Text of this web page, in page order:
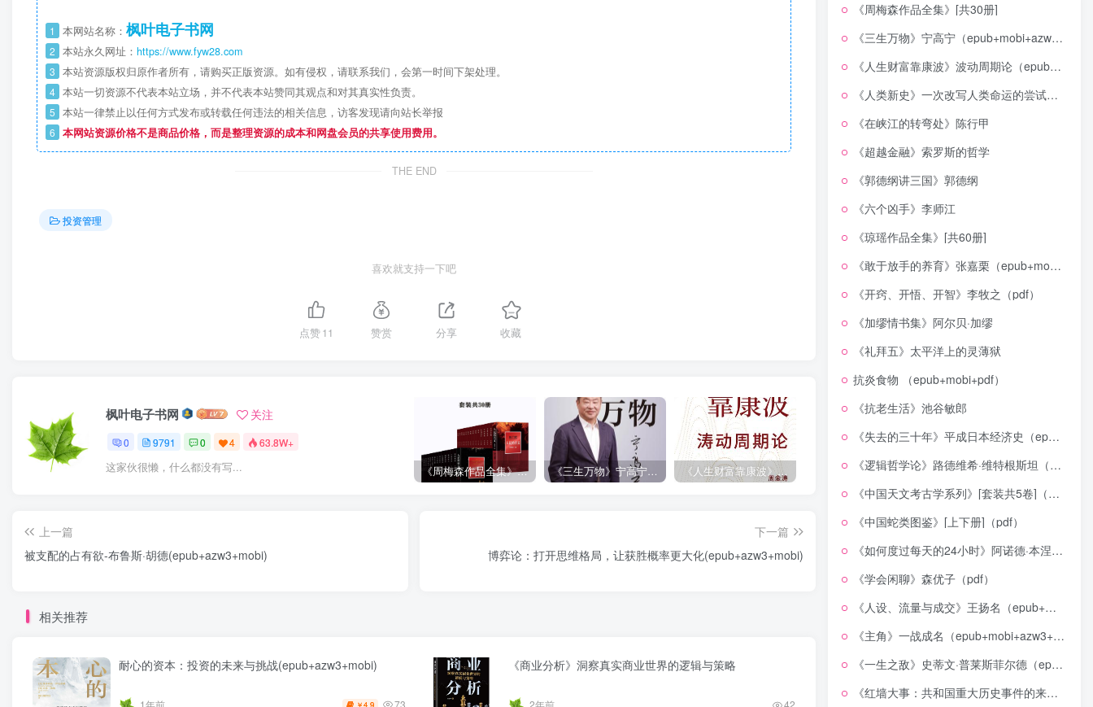
1 本网站名称： 枫叶电子书网
2 本站永久网址： https://www.fyw28.com
3 本站资源版权归原作者所有，请购买正版资源。如有侵权，请联系我们，会第一时间下架处理。
4 本站一切资源不代表本站立场，并不代表本站赞同其观点和对其真实性负责。
5 本站一律禁止以任何方式发布或转载任何违法的相关信息，访客发现请向站长举报
6 本网站资源价格不是商品价格，而是整理资源的成本和网盘会员的共享使用费用。
THE END
投资管理
喜欢就支持一下吧
点赞11 赞赏 分享 收藏
枫叶电子书网 关注
0 9791 0 4 63.8W+
这家伙很懒，什么都没有写... 《周梅森作品全集》[共30册] 《三生万物》宁高宁（epub+mobi+azw3+pdf） 《人生财富靠康波》波动周期论（epub+mobi+azw3+pdf） 《人类新史》一次改写人类命运的尝试（epub+mobi+azw3+pdf） 《在峡江的转弯处》陈行甲
上一篇
被支配的占有欲-布鲁斯·胡德(epub+azw3+mobi)
下一篇
博弈论：打开思维格局，让获胜概率更大化(epub+azw3+mobi)
相关推荐
耐心的资本：投资的未来与挑战(epub+azw3+mobi)
1年前 ￥4.9 73
《商业分析》洞察真实商业世界的逻辑与策略
2年前 42
《周梅森作品全集》[共30册]
《三生万物》宁高宁（epub+mobi+azw3+pdf）
《人生财富靠康波》波动周期论（epub+mobi+azw3+pdf）
《人类新史》一次改写人类命运的尝试（epub+mobi+azw3+pdf）
《在峡江的转弯处》陈行甲
《超越金融》索罗斯的哲学
《郭德纲讲三国》郭德纲
《六个凶手》李师江
《琼瑶作品全集》[共60册]
《敢于放手的养育》张嘉栗（epub+mobi+azw3+pdf）
《开窍、开悟、开智》李牧之（pdf）
《加缪情书集》阿尔贝·加缪
《礼拜五》太平洋上的灵薄狱
抗炎食物 （epub+mobi+pdf）
《抗老生活》池谷敏郎
《失去的三十年》平成日本经济史（epub+mobi+azw3+pdf）
《逻辑哲学论》路德维希·维特根斯坦（epub+mobi+azw3+pdf）
《中国天文考古学系列》[套装共5卷]（epub+mobi+azw3+pdf）
《中国蛇类图鉴》[上下册]（pdf）
《如何度过每天的24小时》阿诺德·本涅特（epub+mobi+azw3+pdf）
《学会闲聊》森优子（pdf）
《人设、流量与成交》王扬名（epub+mobi+azw3+pdf）
《主角》一战成名（epub+mobi+azw3+pdf）
《一生之敌》史蒂文·普莱斯菲尔德（epub+mobi+azw3+pdf）
《红墙大事：共和国重大历史事件的来龙去脉》（全二册）（pdf）